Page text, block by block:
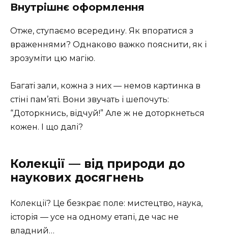
Внутрішнє оформлення
Отже, ступаємо всередину. Як впоратися з
враженнями? Однаково важко пояснити, як і
зрозуміти цю магію.
Багаті зали, кожна з них — немов картинка в
стіні пам’яті. Вони звучать і шепочуть:
“Доторкнись, відчуй!” Але ж не доторкнеться
кожен. І що далі?
Колекції — від природи до
наукових досягнень
Колекції? Це безкрає поле: мистецтво, наука,
історія — усе на одному етапі, де час не
владний…